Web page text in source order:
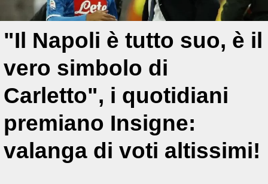
"Il Napoli è tutto suo, è il
vero simbolo di
Carletto", i quotidiani
premiano Insigne:
valanga di voti altissimi!